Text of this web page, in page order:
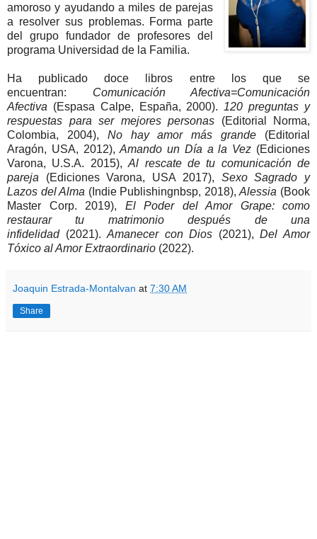
amoroso y ayudando a miles de parejas
a resolver sus problemas. Forma parte
del grupo fundador de profesores del
programa Universidad de la Familia.
Ha publicado doce libros entre los que se
encuentran: Comunicación Afectiva=Comunicación
Afectiva (Espasa Calpe, España, 2000). 120 preguntas y
respuestas para ser mejores personas (Editorial Norma,
Colombia, 2004), No hay amor más grande (Editorial
Aragón, USA, 2012),Amando un Día a la Vez (Ediciones
Varona, U.S.A. 2015),Al rescate de tu comunicación de
pareja (Ediciones Varona, USA 2017), Sexo Sagrado y
Lazos del Alma (Indie Publishingnbsp, 2018),Alessia (Book
Master Corp. 2019), El Poder del Amor Grape: como
restaurar tu matrimonio después de una
infidelidad(2021).Amanecer con Dios (2021),Del Amor
Tóxico al Amor Extraordinario (2022).
Joaquin Estrada-Montalvan at 7:30 AM
Share